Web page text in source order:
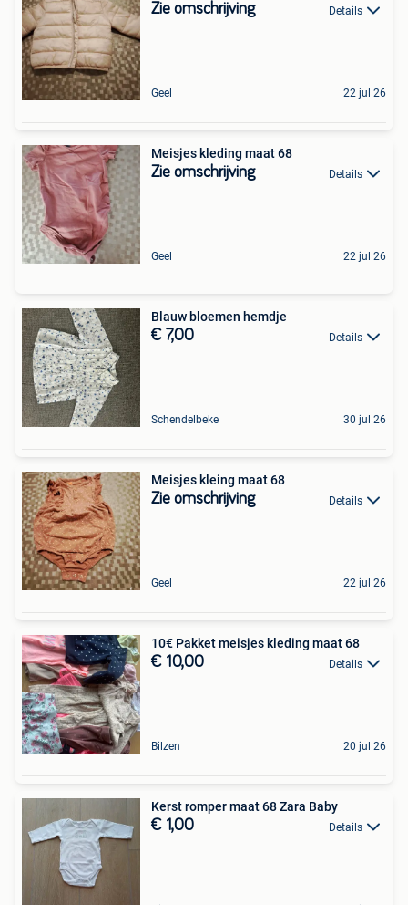
Zie omschrijving Details
Geel 22 jul 26
Meisjes kleding maat 68
Zie omschrijving Details
Geel 22 jul 26
Blauw bloemen hemdje
€ 7,00 Details
Schendelbeke 30 jul 26
Meisjes kleing maat 68
Zie omschrijving Details
Geel 22 jul 26
10€ Pakket meisjes kleding maat 68
€ 10,00 Details
Bilzen 20 jul 26
Kerst romper maat 68 Zara Baby
€ 1,00 Details